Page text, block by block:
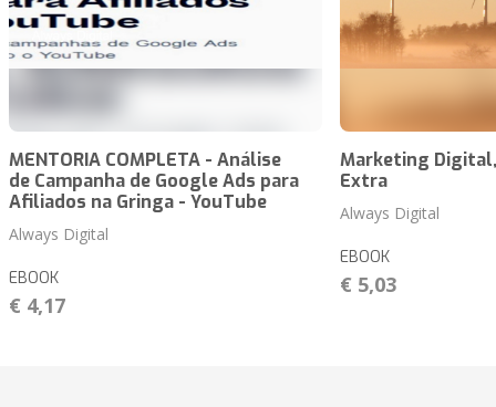
MENTORIA COMPLETA - Análise
de Campanha de Google Ads para
Afiliados na Gringa - YouTube
Always Digital
EBOOK
€ 4,17
Marketing
Extra
Always Digital
EBOOK
€ 5,03